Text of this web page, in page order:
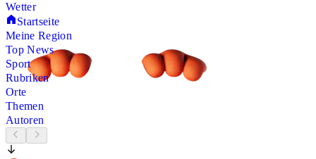
Wetter
Startseite
Meine Region
Top News
Sport
Rubriken
Orte
Themen
Autoren